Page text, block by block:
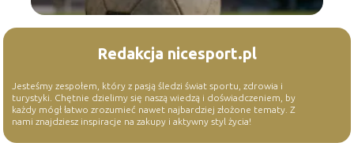
Redakcja nicesport.pl
Jesteśmy zespołem, który z pasją śledzi świat sportu, zdrowia i
turystyki. Chętnie dzielimy się naszą wiedzą i doświadczeniem, by
każdy mógł łatwo zrozumieć nawet najbardziej złożone tematy. Z
nami znajdziesz inspiracje na zakupy i aktywny styl życia!